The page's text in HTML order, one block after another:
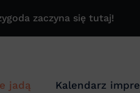
zaczyna się tutaj!
jadą Kalendarz